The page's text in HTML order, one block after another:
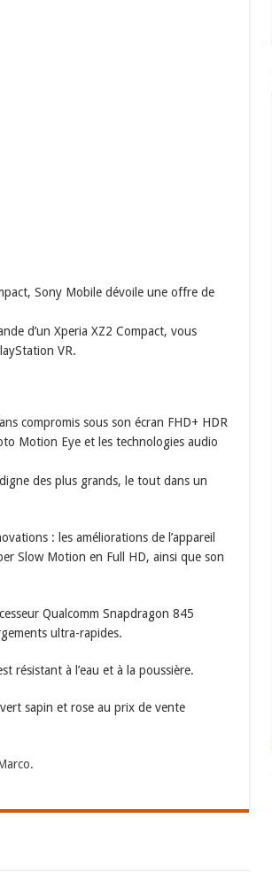
Sony Mobile dévoile une offre de
d’un Xperia XZ2 Compact, vous
VR.
compromis sous son écran FHD+ HDR
Motion Eye et les technologies audio
des plus grands, le tout dans un
: les améliorations de l’appareil
Slow Motion en Full HD, ainsi que son
Qualcomm Snapdragon 845
ultra-rapides.
résistant à l’eau et à la poussière.
sapin et rose au prix de vente